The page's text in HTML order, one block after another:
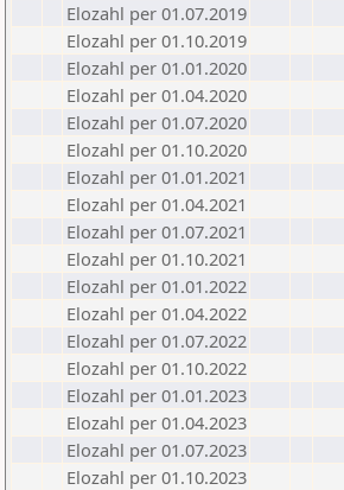
Elozahl per 01.07.2019
Elozahl per 01.10.2019
Elozahl per 01.01.2020
Elozahl per 01.04.2020
Elozahl per 01.07.2020
Elozahl per 01.10.2020
Elozahl per 01.01.2021
Elozahl per 01.04.2021
Elozahl per 01.07.2021
Elozahl per 01.10.2021
Elozahl per 01.01.2022
Elozahl per 01.04.2022
Elozahl per 01.07.2022
Elozahl per 01.10.2022
Elozahl per 01.01.2023
Elozahl per 01.04.2023
Elozahl per 01.07.2023
Elozahl per 01.10.2023